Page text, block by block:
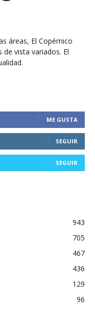
áreas, El Copérnico
vista variados. El
ME GUSTA
SEGUIR
SEGUIR
943
705
467
436
129
96